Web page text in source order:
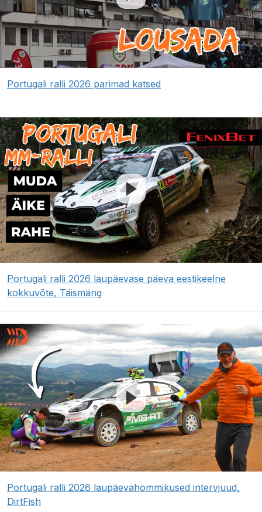
Portugali ralli 2026 parimad katsed
Portugali ralli 2026 laupäevase päeva eestikeelne
kokkuvõte, Täismäng
Portugali ralli 2026 laupäevahommikused intervjuud,
DirtFish